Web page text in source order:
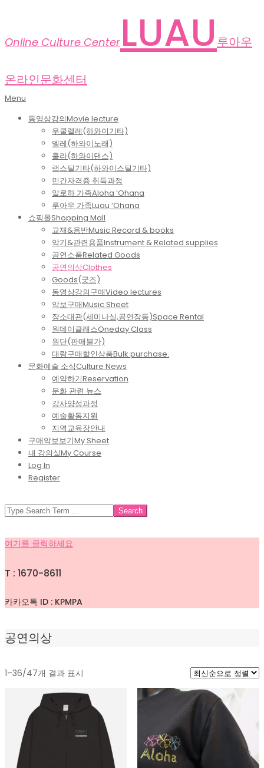
Online Culture Center LUAU 루아우
온라인문화센터
Primary
Menu
Menu
동영상강의Movie lecture
우쿨렐레(하와이기타)
멜레(하와이노래)
훌라(하와이댄스)
랩스틸기타(하와이스틸기타)
민간자격증 취득과정
알로하 가족Aloha ‘Ohana
루아우 가족Luau ‘Ohana
쇼핑몰Shopping Mall
교재&음반Music Record & books
악기&관련용품Instrument & Related supplies
공연소품Related Goods
공연의상Clothes
Goods(굿즈)
동영상강의구매Video lectures
악보구매Music Sheet
장소대관(세미나실,공연장등)Space Rental
원데이클래스Oneday Class
원단(판매불가)
대량구매할인상품Bulk purchase.
문화예술 소식Culture News
예약하기Reservation
문화 관련 뉴스
강사양성과정
예술활동지원
지역교육장안내
구매악보보기My Sheet
내 강의실My Course
Log In
Register
SEARCH
여기를 클릭하세요
T : 1670-8611
카카오톡 ID : KPMPA
공연의상
1–36/47개 결과 표시
순
정